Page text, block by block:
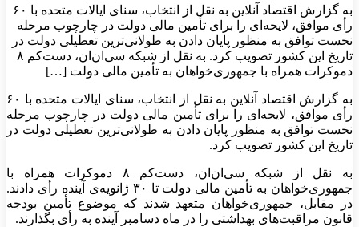
به گزارش اقتصاد آنلاین به نقل از انتخاب، سنای ایالات متحده با ۶۰
رأی موافق، لایحه‌ای را برای تأمین مالی دولت در چارچوب مرحله
نخست توافق به منظور پایان دادن به طولانی‌ترین تعطیلی دولت در
تاریخ این کشور تصویب کرد. به نقل از شبکه سی‌ان‌ان، دست‌کم ۸
دموکرات همراه با جمهوری‌خواهان به تأمین مالی دولت […]
به گزارش اقتصاد آنلاین به نقل از انتخاب، سنای ایالات متحده با ۶۰
رأی موافق، لایحه‌ای را برای تأمین مالی دولت در چارچوب مرحله
نخست توافق به منظور پایان دادن به طولانی‌ترین تعطیلی دولت در
تاریخ این کشور تصویب کرد.
به نقل از شبکه سی‌ان‌ان، دست‌کم ۸ دموکرات همراه با
جمهوری‌خواهان به تأمین مالی دولت تا ۳۰ ژانویه‌ی آینده رأی دادند.
در مقابل، جمهوری‌خواهان متعهد شدند که موضوع تأمین بودجه
قانون مراقبت‌های بهداشتی را در ماه دسامبر آینده به رأی بگذارند.